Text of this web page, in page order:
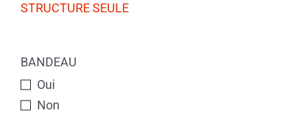
STRUCTURE SEULE
BANDEAU
Oui
Non